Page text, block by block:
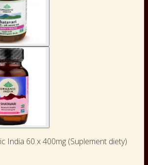
India 60 x 400mg (Suplement diety)